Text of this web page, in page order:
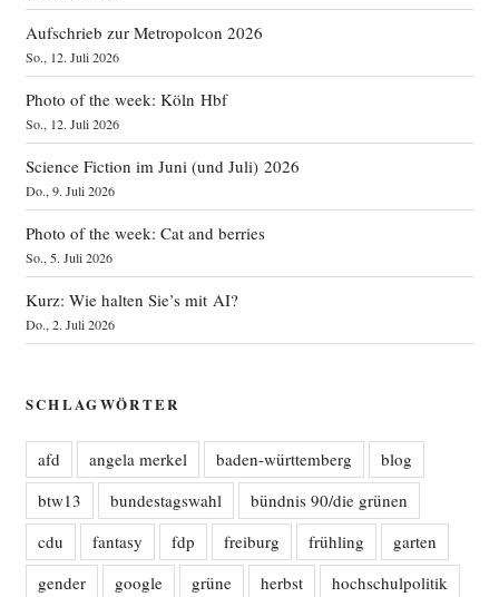
Aufschrieb zur Metropolcon 2026
So., 12. Juli 2026
Photo of the week: Köln Hbf
So., 12. Juli 2026
Science Fiction im Juni (und Juli) 2026
Do., 9. Juli 2026
Photo of the week: Cat and berries
So., 5. Juli 2026
Kurz: Wie halten Sie’s mit AI?
Do., 2. Juli 2026
SCHLAGWÖRTER
afd angela merkel baden-württemberg
blog
btw13
bundestagswahl
bündnis 90/die grünen
cdu
fantasy fdp freiburg frühling
garten
gender
google grüne herbst
hochschulpolitik